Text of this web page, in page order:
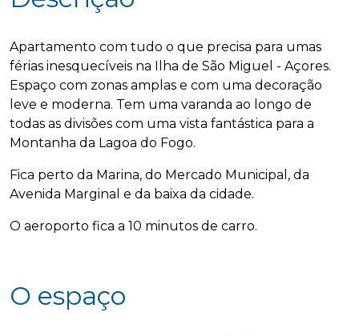
Apartamento com tudo o que precisa para umas
férias inesquecíveis na Ilha de São Miguel - Açores.
Espaço com zonas amplas e com uma decoração
leve e moderna. Tem uma varanda ao longo de
todas as divisões com uma vista fantástica para a
Montanha da Lagoa do Fogo.
Fica perto da Marina, do Mercado Municipal, da
Avenida Marginal e da baixa da cidade.
O aeroporto fica a 10 minutos de carro.
O espaço